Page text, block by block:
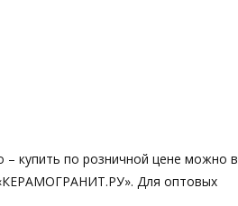
– купить по розничной цене можно в
«КЕРАМОГРАНИТ.РУ». Для оптовых